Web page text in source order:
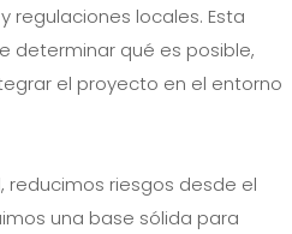
regulaciones locales. Esta
determinar qué es posible,
el proyecto en el entorno
reducimos riesgos desde el
una base sólida para